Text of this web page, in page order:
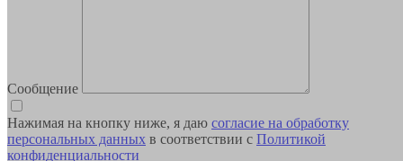
Сообщение
Нажимая на кнопку ниже, я даю согласие на обработку
персональных данных в соответствии с Политикой
конфиденциальности